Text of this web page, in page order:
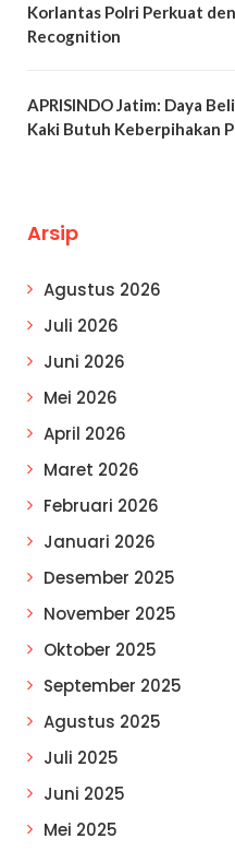
Korlantas Polri Perkuat
Recognition
APRISINDO Jatim: Daya
Kaki Butuh Keberpihakan
Arsip
Agustus 2026
Juli 2026
Juni 2026
Mei 2026
April 2026
Maret 2026
Februari 2026
Januari 2026
Desember 2025
November 2025
Oktober 2025
September 2025
Agustus 2025
Juli 2025
Juni 2025
Mei 2025